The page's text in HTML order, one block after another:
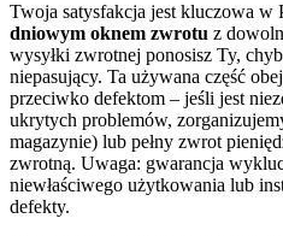
Twoja satysfakcja jest kluczowa w
dniowym oknem zwrotu z
wysyłki zwrotnej ponosisz Ty,
niepasujący. Ta używana część
przeciwko defektom – jeśli jest
ukrytych problemów,
magazynie) lub pełny zwrot
zwrotną. Uwaga: gwarancja
niewłaściwego użytkowania lub
defekty.